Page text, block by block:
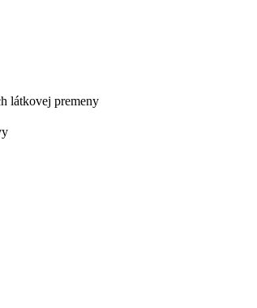
látkovej premeny